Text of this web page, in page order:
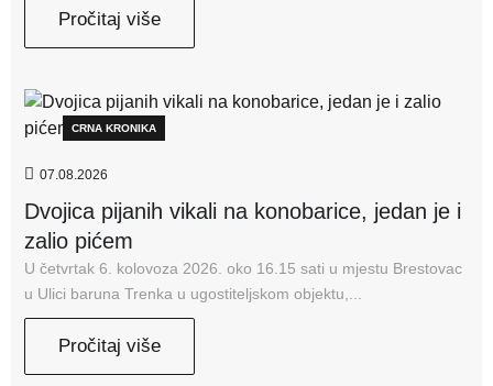
Pročitaj više
CRNA KRONIKA
07.08.2026
Dvojica pijanih vikali na konobarice, jedan je i
zalio pićem
U četvrtak 6. kolovoza 2026. oko 16.15 sati u mjestu Brestovac
u Ulici baruna Trenka u ugostiteljskom objektu,...
Pročitaj više